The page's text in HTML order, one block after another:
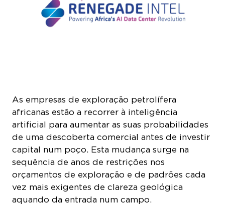
As empresas de exploração petrolífera
africanas estão a recorrer à inteligência
artificial para aumentar as suas probabilidades
de uma descoberta comercial antes de investir
capital num poço. Esta mudança surge na
sequência de anos de restrições nos
orçamentos de exploração e de padrões cada
vez mais exigentes de clareza geológica
aquando da entrada num campo.